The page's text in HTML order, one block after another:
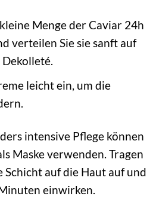
Menge der Caviar 24h
verteilen Sie sie sanft auf
leicht ein, um die
intensive Pflege können
Maske verwenden. Tragen
Schicht auf die Haut auf und
einwirken.